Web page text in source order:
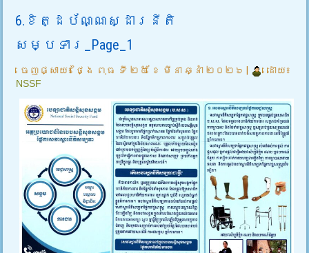
6.ខិត្ដប័ណ្ណស្ដារនីតិ
សម្បទារ_Page_1
ចេញផ្សាយ៖ ថ្ងៃ ពុធ ទី ២៥ ខែ មីនា ឆ្នាំ ២០២៦
ដោយ៖
NSSF